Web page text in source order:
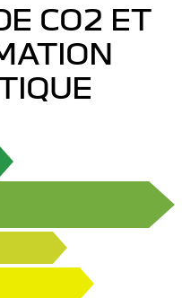
CO2 ET